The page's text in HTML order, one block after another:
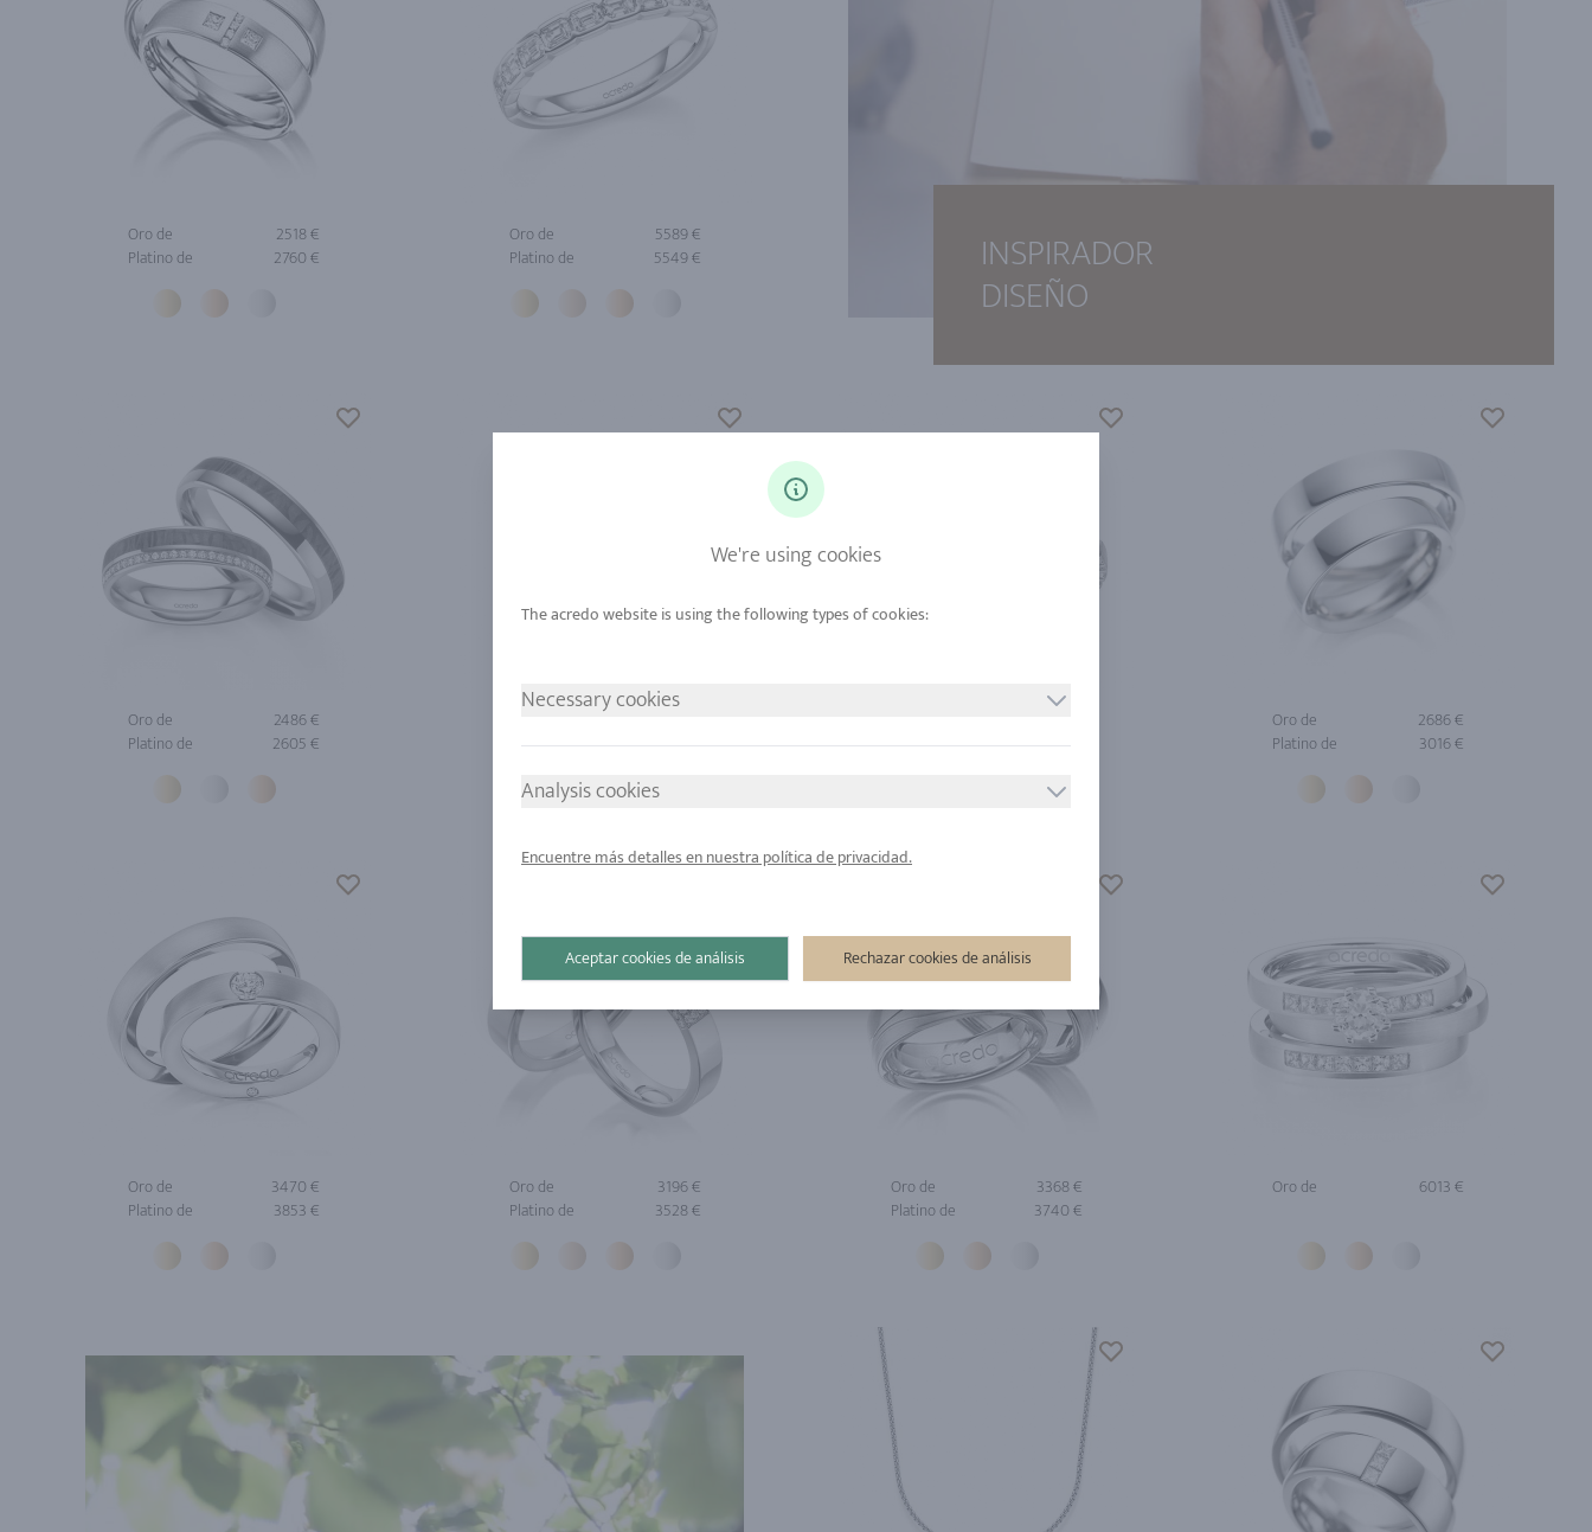
INSPIRADOR
DISEÑO
Oro de
2518 €
Platino de
2760 €
Oro de
5589 €
Platino de
5549 €
Oro de
2486 €
Platino de
2605 €
Platino de
2957 €
Platino de
3805 €
Oro de
2686 €
Platino de
3016 €
Oro de
3470 €
Platino de
3853 €
Oro de
3196 €
Platino de
3528 €
Oro de
3368 €
Platino de
3740 €
Oro de 6013 €
We're using cookies
Necessary cookies
Analysis cookies
Encuentre más detalles en nuestra política de privacidad.
Rechazar cookies de análisis
Aceptar cookies de análisis